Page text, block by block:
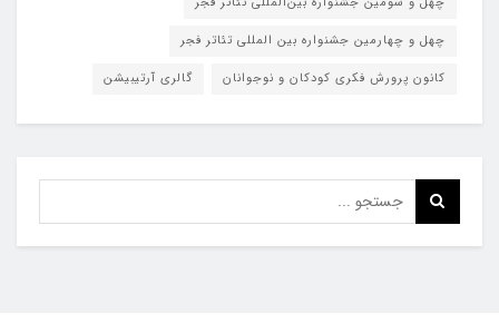
چهل و چهارمین جشنواره بین المللی تئاتر فجر
کانون پرورش فکری کودکان و نوجوانان
گالری آرتیبیشن